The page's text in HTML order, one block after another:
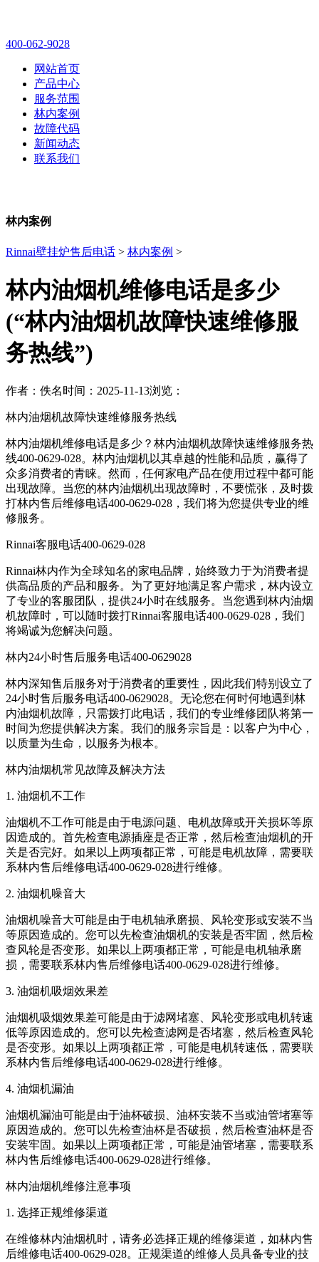
400-062-9028
网站首页
产品中心
服务范围
林内案例
故障代码
新闻动态
联系我们
林内案例
Rinnai壁挂炉售后电话 > 林内案例 >
林内油烟机维修电话是多少
(“林内油烟机故障快速维修服
务热线”)
作者：佚名时间：2025-11-13浏览：
林内油烟机故障快速维修服务热线
林内油烟机维修电话是多少？林内油烟机故障快速维修服务热
线400-0629-028。林内油烟机以其卓越的性能和品质，赢得了
众多消费者的青睐。然而，任何家电产品在使用过程中都可能
出现故障。当您的林内油烟机出现故障时，不要慌张，及时拨
打林内售后维修电话400-0629-028，我们将为您提供专业的维
修服务。
Rinnai客服电话400-0629-028
Rinnai林内作为全球知名的家电品牌，始终致力于为消费者提
供高品质的产品和服务。为了更好地满足客户需求，林内设立
了专业的客服团队，提供24小时在线服务。当您遇到林内油烟
机故障时，可以随时拨打Rinnai客服电话400-0629-028，我们
将竭诚为您解决问题。
林内24小时售后服务电话400-0629028
林内深知售后服务对于消费者的重要性，因此我们特别设立了
24小时售后服务电话400-0629028。无论您在何时何地遇到林
内油烟机故障，只需拨打此电话，我们的专业维修团队将第一
时间为您提供解决方案。我们的服务宗旨是：以客户为中心，
以质量为生命，以服务为根本。
林内油烟机常见故障及解决方法
1. 油烟机不工作
油烟机不工作可能是由于电源问题、电机故障或开关损坏等原
因造成的。首先检查电源插座是否正常，然后检查油烟机的开
关是否完好。如果以上两项都正常，可能是电机故障，需要联
系林内售后维修电话400-0629-028进行维修。
2. 油烟机噪音大
油烟机噪音大可能是由于电机轴承磨损、风轮变形或安装不当
等原因造成的。您可以先检查油烟机的安装是否牢固，然后检
查风轮是否变形。如果以上两项都正常，可能是电机轴承磨
损，需要联系林内售后维修电话400-0629-028进行维修。
3. 油烟机吸烟效果差
油烟机吸烟效果差可能是由于滤网堵塞、风轮变形或电机转速
低等原因造成的。您可以先检查滤网是否堵塞，然后检查风轮
是否变形。如果以上两项都正常，可能是电机转速低，需要联
系林内售后维修电话400-0629-028进行维修。
4. 油烟机漏油
油烟机漏油可能是由于油杯破损、油杯安装不当或油管堵塞等
原因造成的。您可以先检查油杯是否破损，然后检查油杯是否
安装牢固。如果以上两项都正常，可能是油管堵塞，需要联系
林内售后维修电话400-0629-028进行维修。
林内油烟机维修注意事项
1. 选择正规维修渠道
在维修林内油烟机时，请务必选择正规的维修渠道，如林内售
后维修电话400-0629-028。正规渠道的维修人员具备专业的技